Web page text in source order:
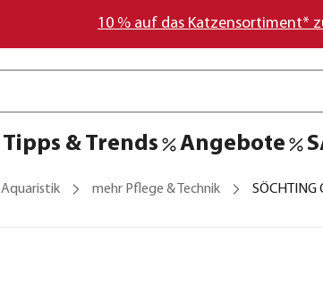
10 % auf das Katzensortiment*
Tipps & Trends Angebote
Aquaristik mehr Pflege & Technik